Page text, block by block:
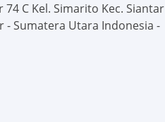
C Kel. Simarito Kec. Siantar
- Sumatera Utara Indonesia -